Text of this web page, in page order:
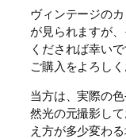
ヴィンテージの
が見られますが
くだされば幸い
ご購入をよろし
当方は、実際の
然光の元撮影し
え方が多少変わ